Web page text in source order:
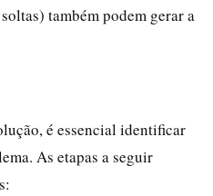
também podem gerar a
é essencial identificar
As etapas a seguir